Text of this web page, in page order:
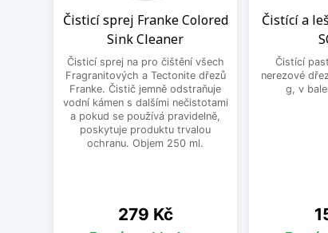
Čisticí sprej Franke Colored
Sink Cleaner
Čisticí sprej na pro čištění všech
Fragranitových a Tectonite dřezů
Franke. Čistič jemně odstraňuje
vodní kámen s dalšími nečistotami
a pokud se používá pravidelně,
poskytuje produktu trvalou
ochranu. Objem 250 ml.
Cena
279 Kč
Čistící a
Čistící
nerezové
g, v